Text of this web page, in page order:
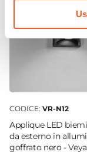
CODICE: VR-N12
Applique LED
da esterno in
goffrato nero - Veya